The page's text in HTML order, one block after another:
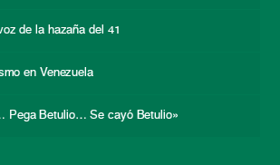
de la hazaña del 41
en Venezuela
Pega Betulio… Se cayó Betulio»